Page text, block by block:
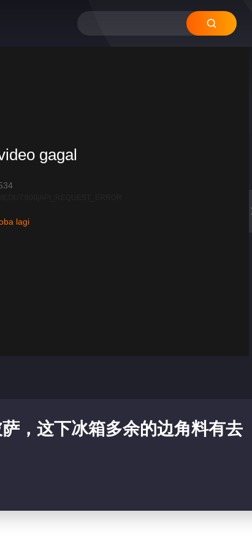
gagal
lagi
，这下冰箱多余的边角料有去